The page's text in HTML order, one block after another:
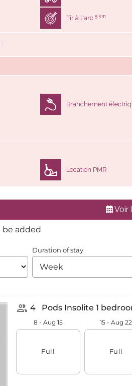
Tir à l'arc 5 km
Branchement
Location PMR
Voir